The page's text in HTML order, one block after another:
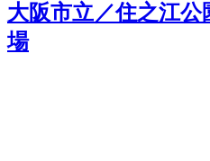
大阪市立／住之江
場